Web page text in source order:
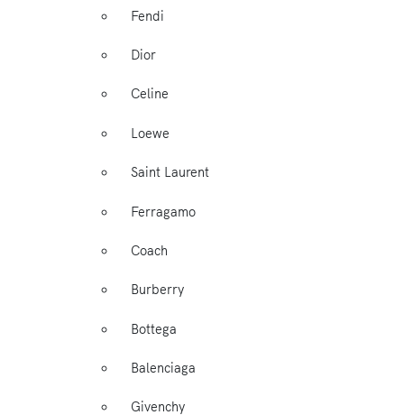
Fendi
Dior
Celine
Loewe
Saint Laurent
Ferragamo
Coach
Burberry
Bottega
Balenciaga
Givenchy